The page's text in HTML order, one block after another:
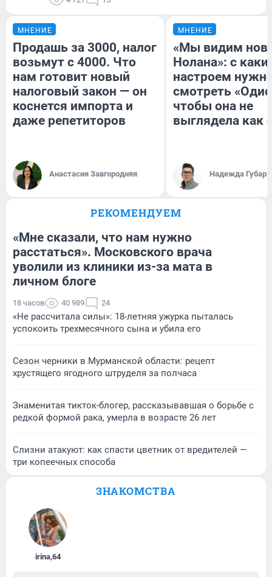
МНЕНИЕ
Продашь за 3000, налог
возьмут с 4000. Что
нам готовит новый
налоговый закон — он
коснется импорта и
даже репетиторов
Анастасия Завгородняя
МНЕНИЕ
«Мы видим
Нолана»: с
настроем
смотреть
чтобы она не
выглядела как
Надежда Губарь
РЕКОМЕНДУЕМ
«Мне сказали, что нам нужно
расстаться». Московского врача
уволили из клиники из-за мата в
личном блоге
18 часов 40 989 24
«Не рассчитала силы»: 18-летняя ужурка пыталась
успокоить трехмесячного сына и убила его
Сезон черники в Мурманской области: рецепт
хрустящего ягодного штруделя за полчаса
Знаменитая тикток-блогер, рассказывавшая о борьбе с
редкой формой рака, умерла в возрасте 26 лет
Слизни атакуют: как спасти цветник от вредителей —
три копеечных способа
ЗНАКОМСТВА
irina,64